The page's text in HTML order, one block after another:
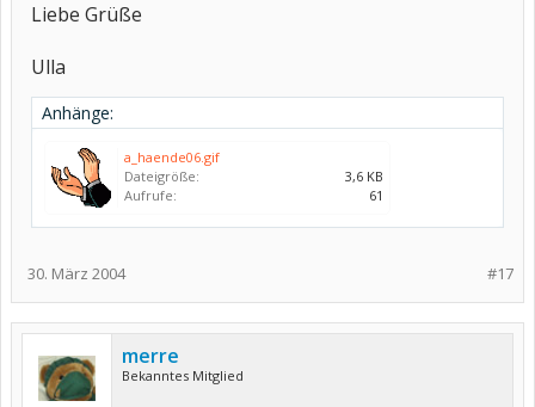
Liebe Grüße
Ulla
Anhänge:
a_haende06.gif
Dateigröße:
3,6 KB
Aufrufe:
61
#17
30. März 2004
merre
Bekanntes Mitglied